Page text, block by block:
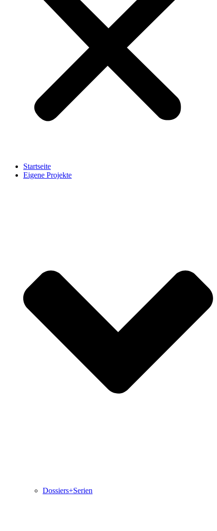
Startseite
Eigene Projekte
Dossiers+Serien